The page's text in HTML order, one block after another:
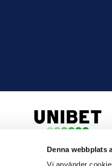
Denna webbplats
HUVUDPARTNER OCH PRESENTING PARTNER